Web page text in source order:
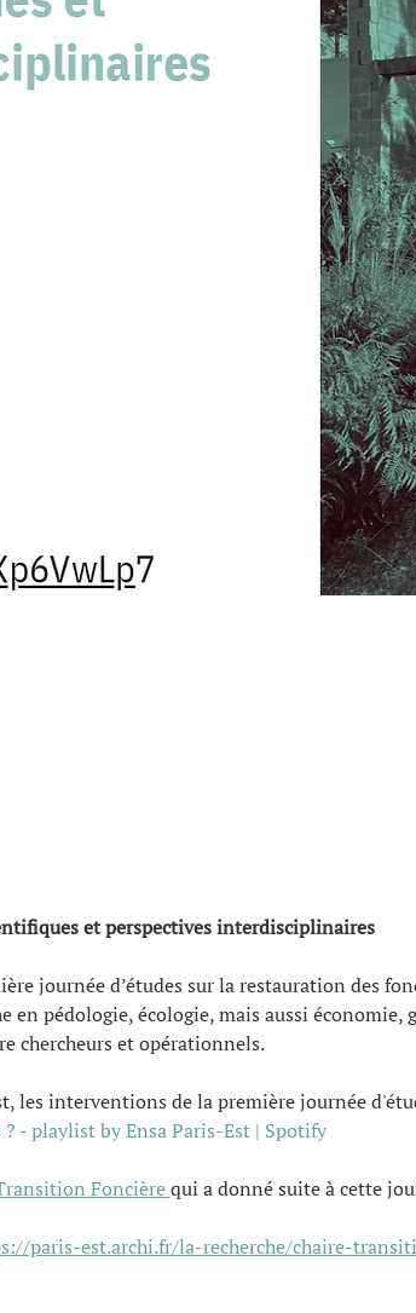
et perspectives interdisciplinaires
journée d’études sur la restauration des
en pédologie, écologie, mais aussi économie,
chercheurs et opérationnels.
les interventions de la première journée
- playlist by Ensa Paris-Est | Spotify
Foncière qui a donné suite à cette
paris-est.archi.fr/la-recherche/chaire-